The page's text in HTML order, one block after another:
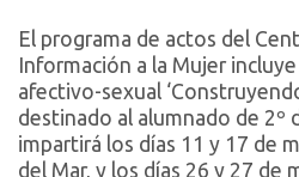
El programa de actos del
Información a la Mujer
afectivo-sexual
destinado al alumnado de 2º
impartirá los días 11 y 17 de
del Mar, y los días 26 y 27 de